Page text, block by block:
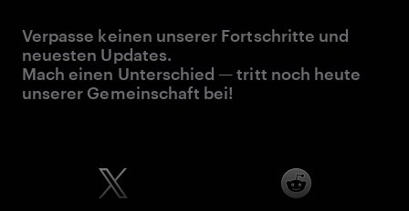
Verpasse keinen unserer Fortschritte und
neuesten Updates.
Mach einen Unterschied — tritt noch heute
unserer Gemeinschaft bei!